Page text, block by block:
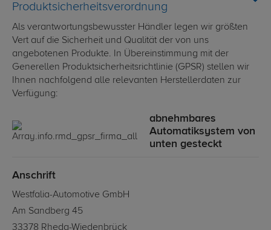
Produktsicherheitsverordnung
Als verantwortungsbewusster Händler legen wir größten
Vert auf die Sicherheit und Qualität der von uns
angebotenen Produkte. In Übereinstimmung mit der
Generellen Produktsicherheitsrichtlinie (GPSR) stellen wir
Ihnen nachfolgend alle relevanten Herstellerdaten zur
Verfügung:
abnehmbares
Automatiksystem von
unten gesteckt
Anschrift
Westfalia-Automotive GmbH
Am Sandberg 45
33378 Rheda-Wiedenbrück